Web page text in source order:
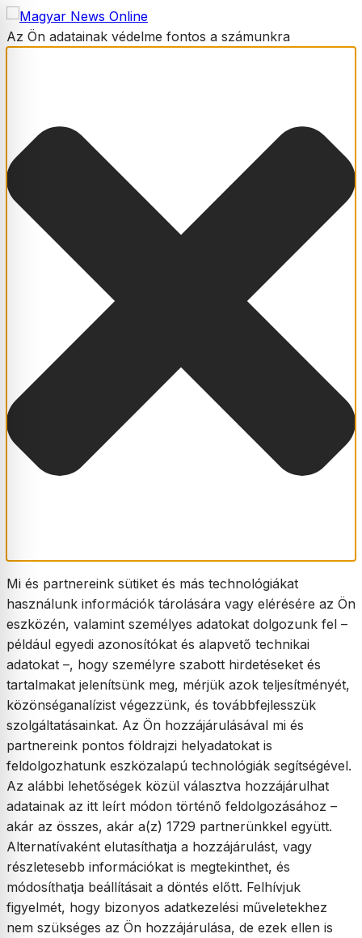
Az Ön adatainak védelme fontos a számunkra
Mi és partnereink sütiket és más technológiákat
használunk információk tárolására vagy elérésére az Ön
eszközén, valamint személyes adatokat dolgozunk fel –
például egyedi azonosítókat és alapvető technikai
adatokat –, hogy személyre szabott hirdetéseket és
tartalmakat jelenítsünk meg, mérjük azok teljesítményét,
közönséganalízist végezzünk, és továbbfejlesszük
szolgáltatásainkat. Az Ön hozzájárulásával mi és
partnereink pontos földrajzi helyadatokat is
feldolgozhatunk eszközalapú technológiák segítségével.
Az alábbi lehetőségek közül választva hozzájárulhat
adatainak az itt leírt módon történő feldolgozásához –
akár az összes, akár a(z) 1729 partnerünkkel együtt.
Alternatívaként elutasíthatja a hozzájárulást, vagy
részletesebb információkat is megtekinthet, és
módosíthatja beállításait a döntés előtt. Felhívjuk
figyelmét, hogy bizonyos adatkezelési műveletekhez
nem szükséges az Ön hozzájárulása, de ezek ellen is